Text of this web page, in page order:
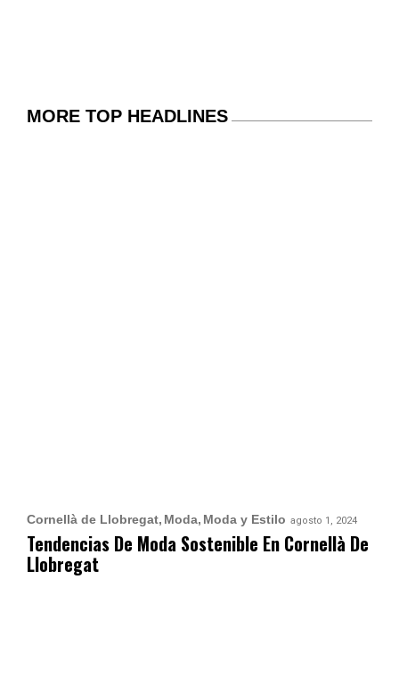
MORE TOP HEADLINES
Cornellà de Llobregat Moda Moda y Estilo agosto 1, 2024
Tendencias De Moda Sostenible En Cornellà De
Llobregat